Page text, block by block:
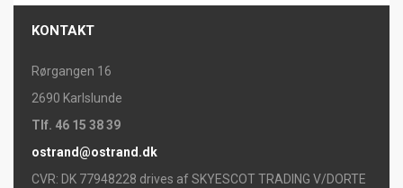
KONTAKT
Rørgangen 16
2690 Karlslunde
Tlf. 46 15 38 39
ostrand@ostrand.dk
CVR: DK 77948228 drives af SKYESCOT TRADING V/DORTE